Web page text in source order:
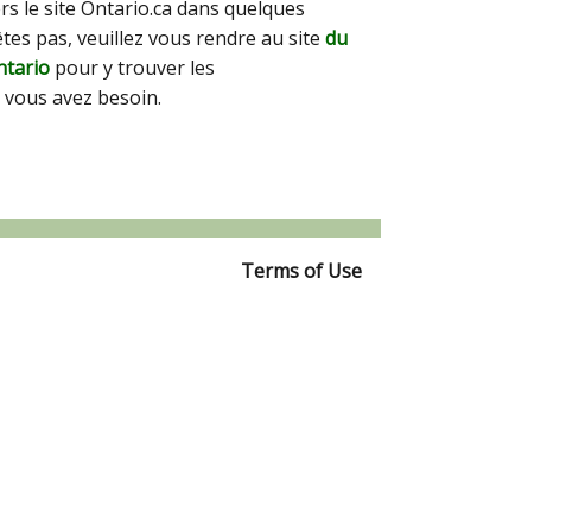
le site Ontario.ca dans quelques
pas, veuillez vous rendre au site du
pour y trouver les
avez besoin.
Terms of Use